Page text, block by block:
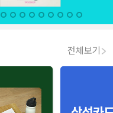
전체보기